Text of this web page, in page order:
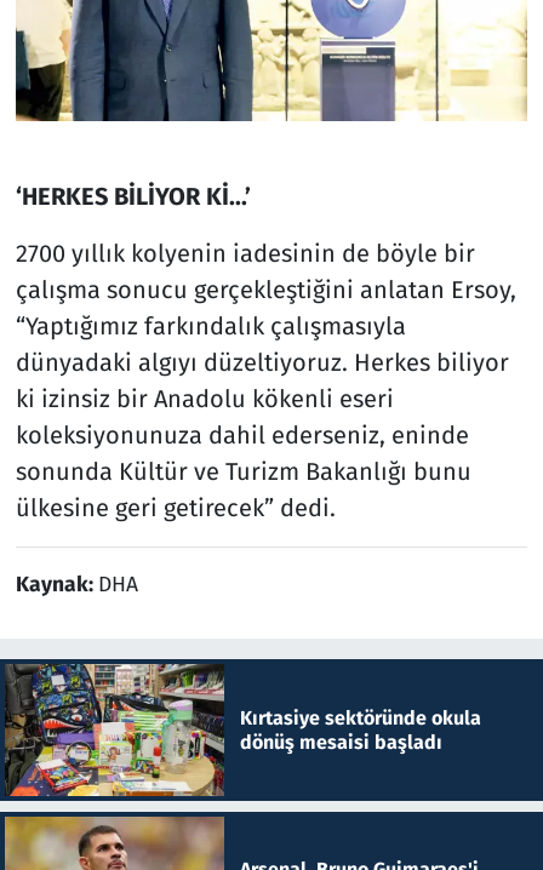
‘HERKES BİLİYOR Kİ...’
2700 yıllık kolyenin iadesinin de böyle bir
çalışma sonucu gerçekleştiğini anlatan Ersoy,
“Yaptığımız farkındalık çalışmasıyla
dünyadaki algıyı düzeltiyoruz. Herkes biliyor
ki izinsiz bir Anadolu kökenli eseri
koleksiyonunuza dahil ederseniz, eninde
sonunda Kültür ve Turizm Bakanlığı bunu
ülkesine geri getirecek” dedi.
Kaynak: DHA
Kırtasiye sektöründe okula
dönüş mesaisi başladı